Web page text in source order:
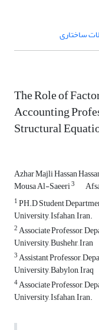
ساختاری
The Role of
Accounting
Structural
Azhar Majli Hassan
Mousa Al-Saeeri3
1PH.D Student
University, Isfahan, Iran.
2Associate Professor,
University, Bushehr, Iran
3Assistant Professor,
University, Babylon, Iraq
4Associate Professor,
University, Isfahan, Iran.